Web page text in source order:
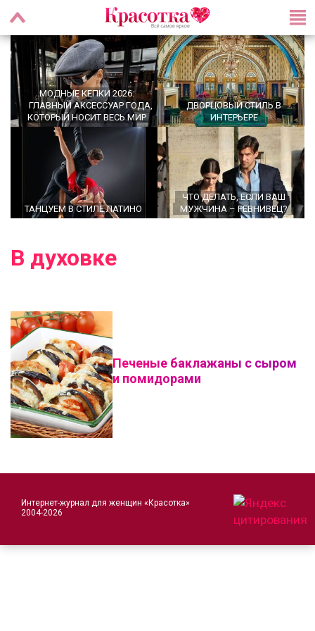
МОДНЫЕ КЕПКИ 2026:
ГЛАВНЫЙ АКСЕССУАР ГОДА,
КОТОРЫЙ НОСИТ ВЕСЬ МИР
ДВОРЦОВЫЙ СТИЛЬ В
ИНТЕРЬЕРЕ
ТАНЦУЕМ В СТИЛЕ ЛАТИНО
ЧТО ДЕЛАТЬ, ЕСЛИ ВАШ
МУЖЧИНА – РЕВНИВЕЦ?
В духовке
Печеные баклажаны с сыром
и помидорами
Интернет-журнал для женщин «Красотка»
2004-2026